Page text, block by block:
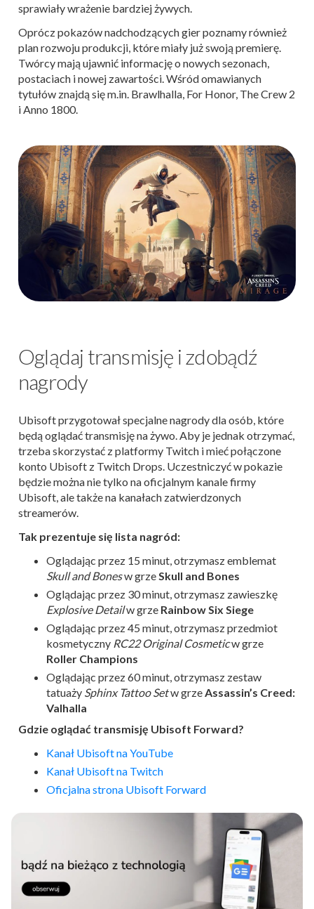
sprawiały wrażenie bardziej żywych.
Oprócz pokazów nadchodzących gier poznamy również
plan rozwoju produkcji, które miały już swoją premierę.
Twórcy mają ujawnić informację o nowych sezonach,
postaciach i nowej zawartości. Wśród omawianych
tytułów znajdą się m.in. Brawlhalla, For Honor, The Crew 2
i Anno 1800.
Oglądaj transmisję i zdobądź
nagrody
Ubisoft przygotował specjalne nagrody dla osób, które
będą oglądać transmisję na żywo. Aby je jednak otrzymać,
trzeba skorzystać z platformy Twitch i mieć połączone
konto Ubisoft z Twitch Drops. Uczestniczyć w pokazie
będzie można nie tylko na oficjalnym kanale firmy
Ubisoft, ale także na kanałach zatwierdzonych
streamerów.
Tak prezentuje się lista nagród:
Oglądając przez 15 minut, otrzymasz emblemat
Skull and Bonesw grzeSkull and Bones
Oglądając przez 30 minut, otrzymasz zawieszkę
Explosive Detailw grze Rainbow Six Siege
Oglądając przez 45 minut, otrzymasz przedmiot
kosmetyczny RC22 Original Cosmeticw grze
Roller Champions
Oglądając przez 60 minut, otrzymasz zestaw
tatuaży Sphinx Tattoo Setw grzeAssassin’s Creed:
Valhalla
Gdzie oglądać transmisję Ubisoft Forward?
Kanał Ubisoft na YouTube
Kanał Ubisoft na Twitch
Oficjalna strona Ubisoft Forward